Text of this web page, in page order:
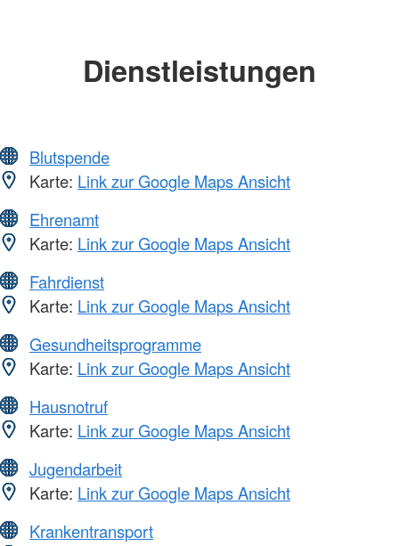
Dienstleistungen
Blutspende
Karte: Link zur Google Maps Ansicht
Ehrenamt
Karte: Link zur Google Maps Ansicht
Fahrdienst
Karte: Link zur Google Maps Ansicht
Gesundheitsprogramme
Karte: Link zur Google Maps Ansicht
Hausnotruf
Karte: Link zur Google Maps Ansicht
Jugendarbeit
Karte: Link zur Google Maps Ansicht
Krankentransport